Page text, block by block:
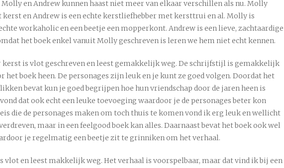
Molly en Andrew kunnen haast niet meer van elkaar verschillen als nu. Molly
kerst en Andrew is een echte kerstliefhebber met kersttrui en al. Molly is
workaholic en een beetje een mopperkont. Andrew is een lieve, zachtaardige
het boek enkel vanuit Molly geschreven is leren we hem niet echt kennen.
kerst is vlot geschreven en leest gemakkelijk weg. De schrijfstijl is gemakkelijk
het boek heen. De personages zijn leuk en je kunt ze goed volgen. Doordat het
bevat kun je goed begrijpen hoe hun vriendschap door de jaren heen is
dat ook echt een leuke toevoeging waardoor je de personages beter kon
die de personages maken om toch thuis te komen vond ik erg leuk en wellicht
maar in een feelgood boek kan alles. Daarnaast bevat het boek ook wel
je regelmatig een beetje zit te grinniken om het verhaal.
vlot en leest makkelijk weg. Het verhaal is voorspelbaar, maar dat vind ik bij een